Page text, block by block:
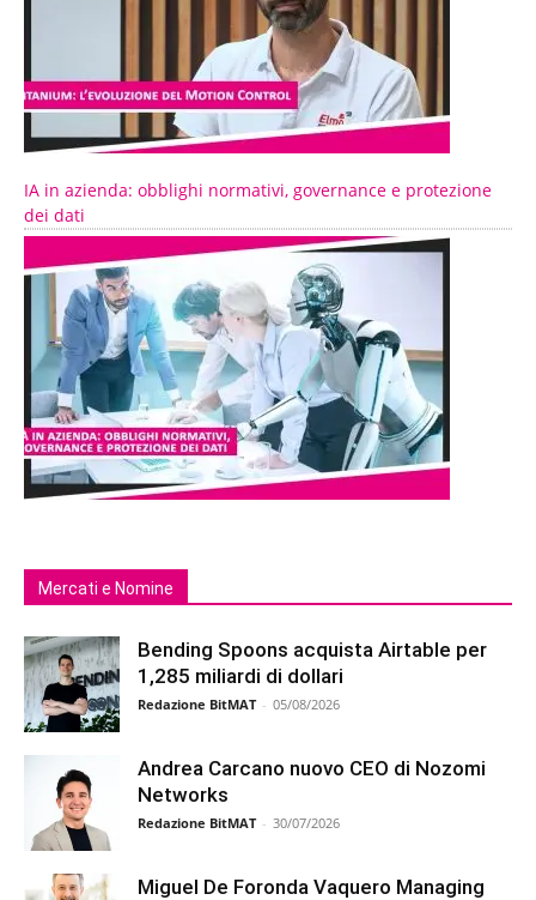
IA in azienda: obblighi normativi, governance e protezione
dei dati
Mercati e Nomine
Bending Spoons acquista Airtable per
1,285 miliardi di dollari
Redazione BitMAT - 05/08/2026
Andrea Carcano nuovo CEO di Nozomi
Networks
Redazione BitMAT - 30/07/2026
Miguel De Foronda Vaquero Managing